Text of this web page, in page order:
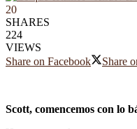
20
SHARES
224
VIEWS
Share on Facebook
Share
Scott, comencemos con lo